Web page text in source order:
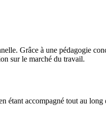
Grâce à une pédagogie
sur le marché du travail.
étant accompagné tout au long